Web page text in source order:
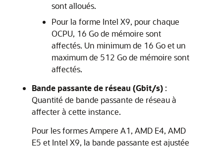
sont alloués.
Pour la forme Intel X9, pour chaque
OCPU, 16 Go de mémoire sont
affectés. Un minimum de 16 Go et un
maximum de 512 Go de mémoire sont
affectés.
Bande passante de réseau (Gbit/s) :
Quantité de bande passante de réseau à
affecter à cette instance.
Pour les formes Ampere A1, AMD E4, AMD
E5 et Intel X9, la bande passante est ajustée